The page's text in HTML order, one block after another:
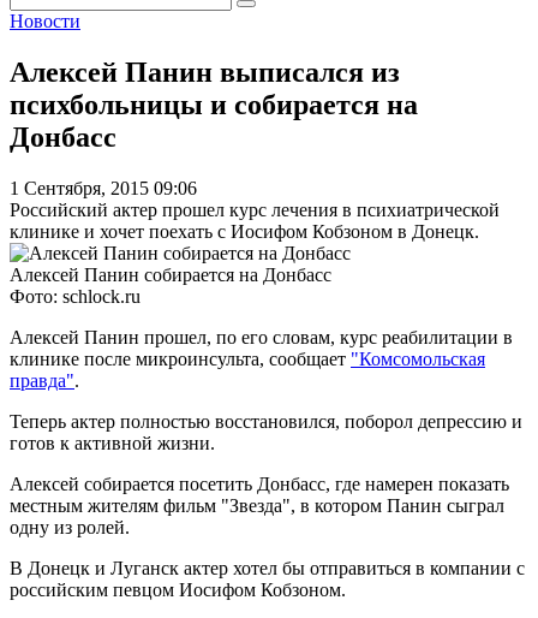
Новости
Алексей Панин выписался из
психбольницы и собирается на
Донбасс
1 Сентября, 2015 09:06
Российский актер прошел курс лечения в психиатрической
клинике и хочет поехать с Иосифом Кобзоном в Донецк.
Алексей Панин собирается на Донбасс
Фото: schlock.ru
Алексей Панин прошел, по его словам, курс реабилитации в
клинике после микроинсульта, сообщает "Комсомольская
правда".
Теперь актер полностью восстановился, поборол депрессию и
готов к активной жизни.
Алексей собирается посетить Донбасс, где намерен показать
местным жителям фильм "Звезда", в котором Панин сыграл
одну из ролей.
В Донецк и Луганск актер хотел бы отправиться в компании с
российским певцом Иосифом Кобзоном.